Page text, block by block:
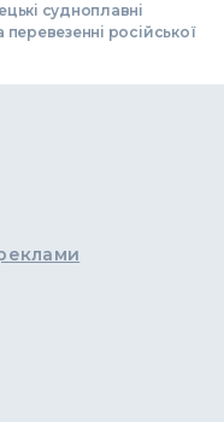
судноплавні
російської